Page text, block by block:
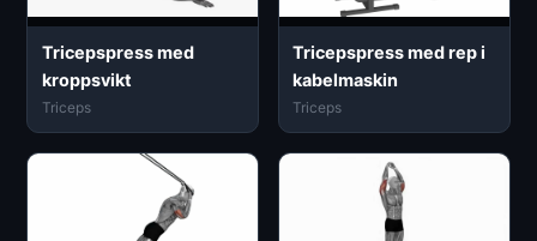
Tricepspress med
kroppsvikt
Triceps
Tricepspress med rep i
kabelmaskin
Triceps